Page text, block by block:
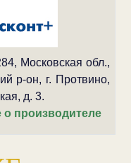
Московская обл.,
р-он, г. Протвино,
д. 3.
о производителе